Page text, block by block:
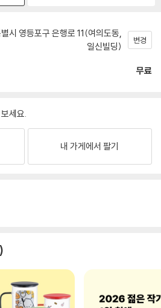
시 영등포구 은행로 11(여의도동,
일신빌딩)
변경
무료
세요.
내 가게에서 팔기